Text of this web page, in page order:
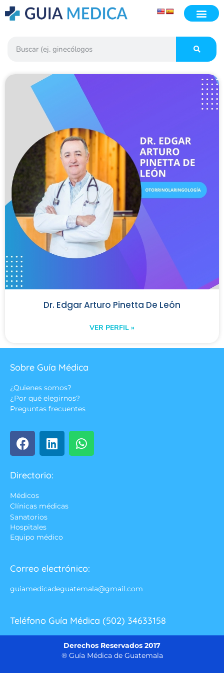
Dr. Edgar Arturo Pinetta De León
VER PERFIL »
Sobre Guía Médica
¿Quienes somos?
¿Por qué elegirnos?
Preguntas frecuentes
Directorio:
Médicos
Clínicas médicas
Sanatorios
Hospitales
Equipo médico
Correo electrónico:
guiamedicadeguatemala@gmail.com
Teléfono Guía Médica (502) 34633158
Derechos Reservados 2017
® Guía Médica de Guatemala